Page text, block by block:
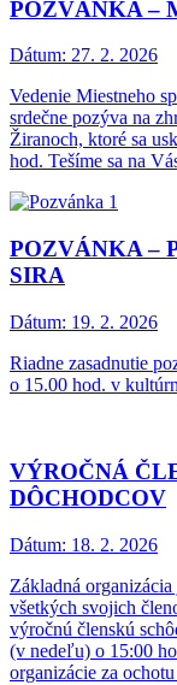
POZVÁNKA –
Dátum: 27. 2. 2026
Vedenie Miestneho
srdečne pozýva na
Žiranoch, ktoré sa
hod. Tešíme sa na
POZVÁNKA –
SIRA
Dátum: 19. 2. 2026
Riadne zasadnutie
o 15.00 hod. v
VÝROČNÁ
DÔCHODCOV
Dátum: 18. 2. 2026
Základná
všetkých svojich
výročnú členskú
(v nedeľu) o 15:00
organizácie za